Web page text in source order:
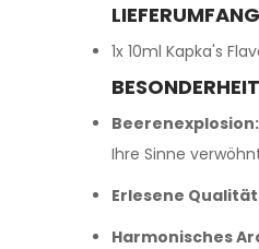
1x 10ml Kapka's
Beerenexplosion:
Ihre Sinne
Erlesene
Harmonisches